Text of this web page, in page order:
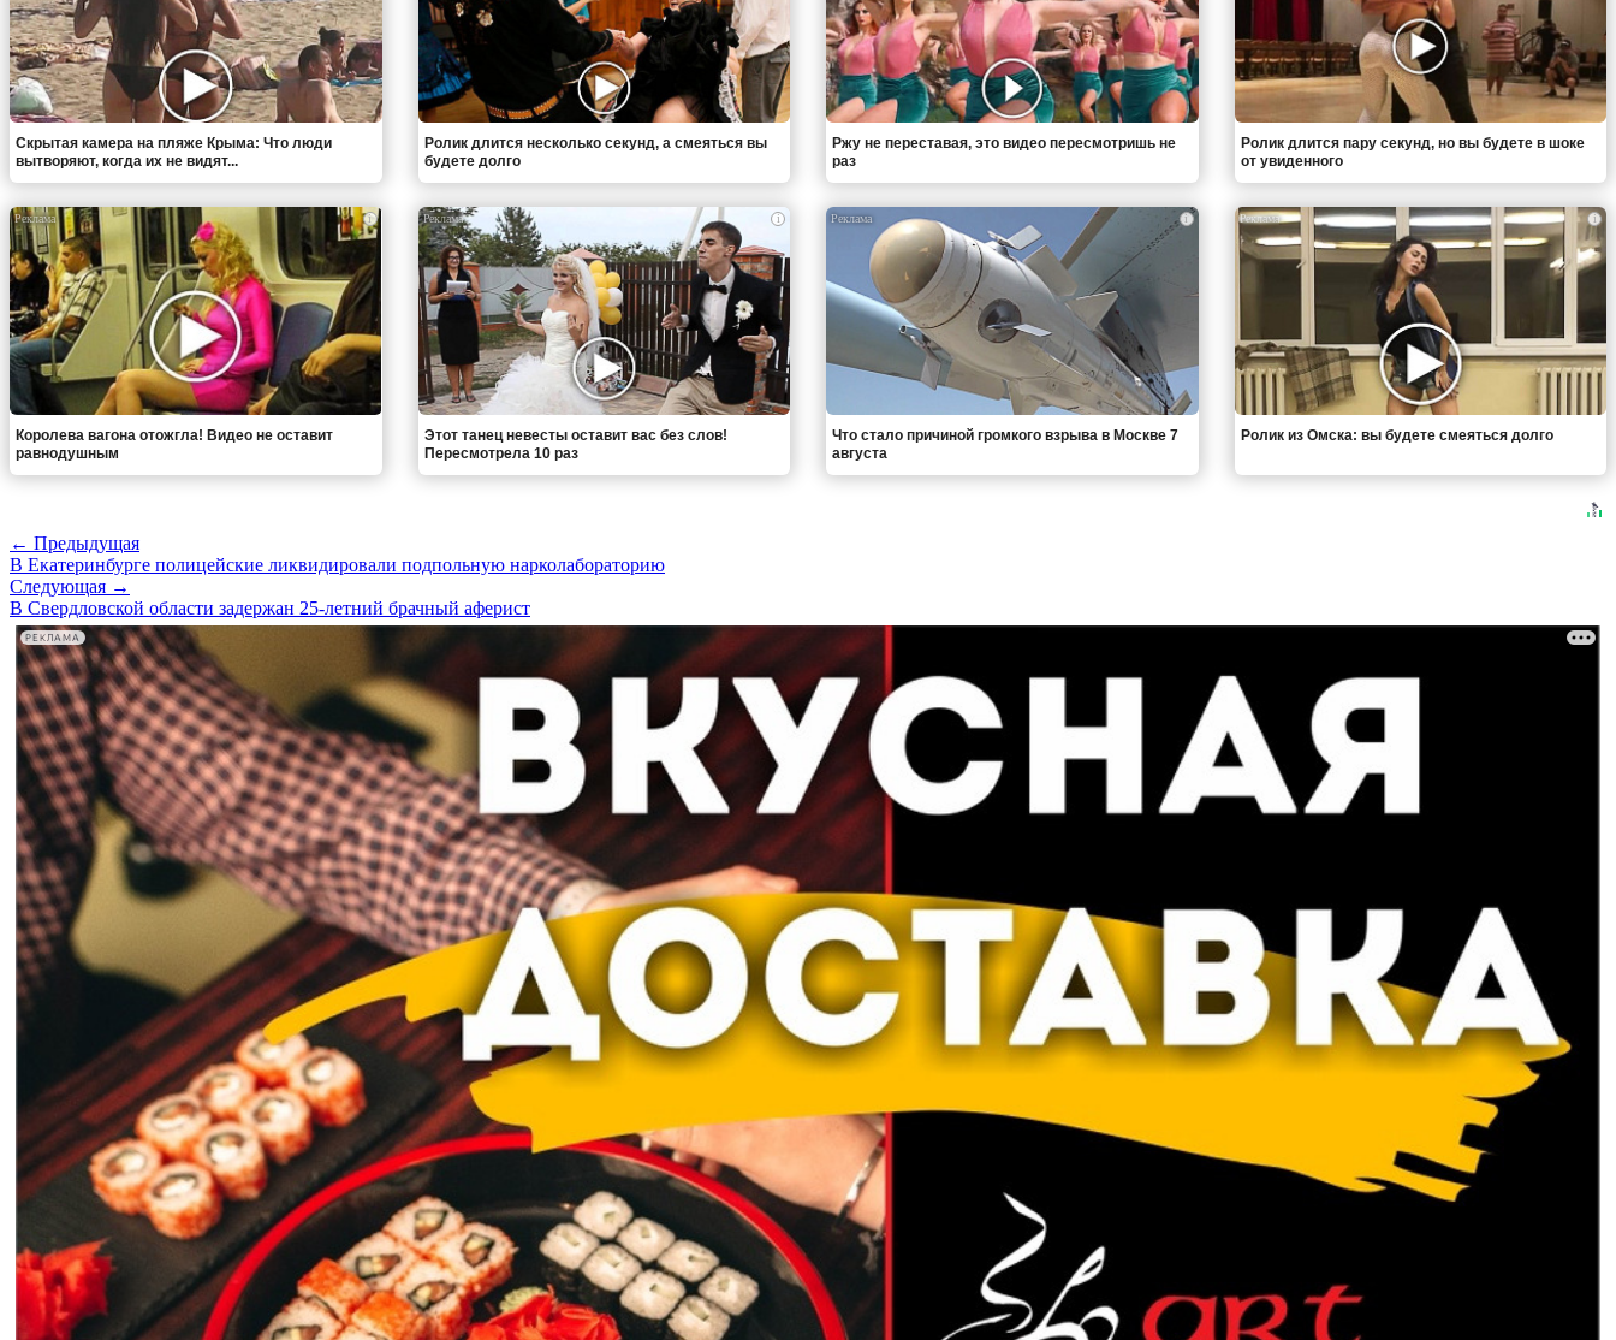
Скрытая камера на пляже Крыма: Что люди
вытворяют, когда их не видят...
Ролик длится несколько секунд, а смеяться вы
будете долго
Ржу не переставая, это видео пересмотришь не
раз
Ролик длится пару секунд, но вы будете в шоке
от увиденного
i
Королева вагона отожгла! Видео не оставит
равнодушным
i
Этот танец невесты оставит вас без слов!
Пересмотрела 10 раз
i
Что стало причиной громкого взрыва в Москве 7
августа
i
Ролик из Омска: вы будете смеяться долго
← Предыдущая
В Екатеринбурге полицейские ликвидировали подпольную нарколабораторию
Следующая →
В Свердловской области задержан 25-летний брачный аферист
РЕКЛАМА